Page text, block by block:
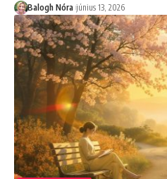
Balogh Nóra június 13, 2026